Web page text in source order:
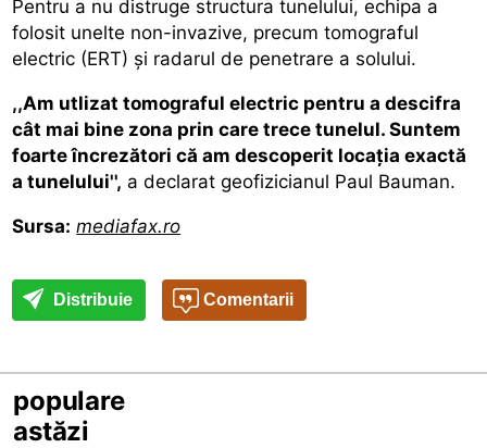
Pentru a nu distruge structura tunelului, echipa a
folosit unelte non-invazive, precum tomograful
electric (ERT) şi radarul de penetrare a solului.
,,Am utlizat tomograful electric pentru a descifra
cât mai bine zona prin care trece tunelul. Suntem
foarte încrezători că am descoperit locaţia exactă
a tunelului'', a declarat geofizicianul Paul Bauman.
Sursa: mediafax.ro
Distribuie Comentarii
populare
astăzi